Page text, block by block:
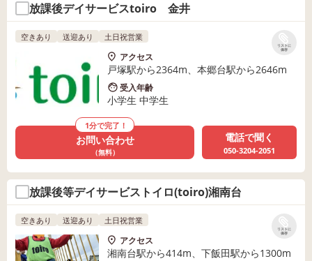
放課後デイサービスtoiro 金井
リストに
保存
空きあり 送迎あり 土日祝営業
アクセス
戸塚駅から2364m、本郷台駅から2646m
受入年齢
小学生 中学生
1分で完了！
お問い合わせ
（無料）
電話で聞く
050-3204-2051
放課後等デイサービストイロ(toiro)湘南台
リストに
保存
空きあり 送迎あり 土日祝営業
アクセス
湘南台駅から414m、下飯田駅から1300m